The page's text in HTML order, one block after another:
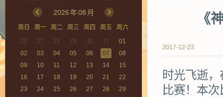
2026年08 月
周日 周一 周二 周三 周四 周五
周六
26
27 28 29 30 31
01
02
03 04 05 06 07
08
09
10 11 12 13 14
15
16
17 18 19 20 21
22
23
24 25 26 27 28
29
《
2017-12-23
时光飞逝
比赛！本